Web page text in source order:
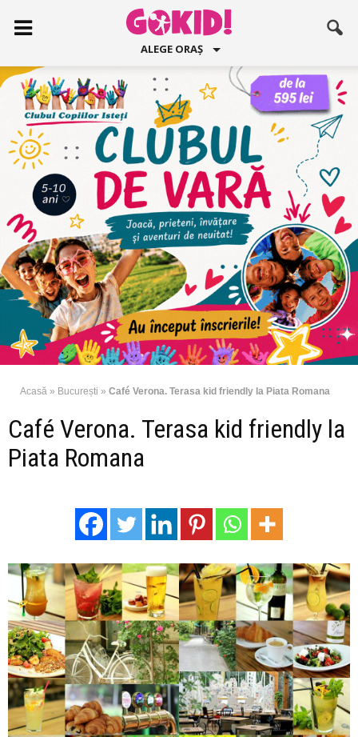
ALEGE ORAȘ
Acasă » București » Café Verona. Terasa kid friendly la Piata Romana
Café Verona. Terasa kid friendly la
Piata Romana